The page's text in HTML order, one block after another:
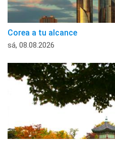
Corea a tu alcance
sá, 08.08.2026